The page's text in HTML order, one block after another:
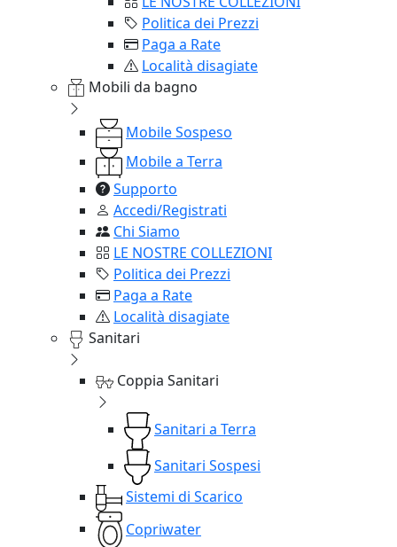
Politica dei Prezzi
Paga a Rate
Località disagiate
Mobili da bagno
Mobile Sospeso
Mobile a Terra
Supporto
Accedi/Registrati
Chi Siamo
LE NOSTRE COLLEZIONI
Politica dei Prezzi
Paga a Rate
Località disagiate
Sanitari
Coppia Sanitari
Sanitari a Terra
Sanitari Sospesi
Sistemi di Scarico
Copriwater